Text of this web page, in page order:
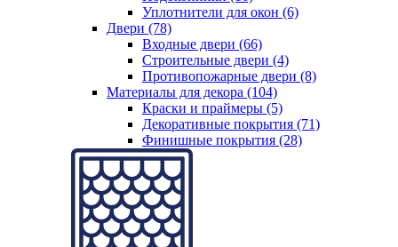
Уплотнители для окон (6)
Двери (78)
Входные двери (66)
Строительные двери (4)
Противопожарные двери (8)
Материалы для декора (104)
Краски и праймеры (5)
Декоративные покрытия (71)
Финишные покрытия (28)